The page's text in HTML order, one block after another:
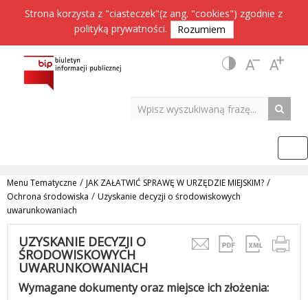
Strona korzysta z "ciasteczek"(z ang. "cookies") zgodnie z
polityką prywatności. Rozumiem
Menu Tematyczne / JAK ZAŁATWIĆ SPRAWĘ W URZĘDZIE MIEJSKIM? /
Ochrona środowiska / Uzyskanie decyzji o środowiskowych
uwarunkowaniach
UZYSKANIE DECYZJI O
ŚRODOWISKOWYCH
UWARUNKOWANIACH
Wymagane dokumenty oraz miejsce ich złożenia: